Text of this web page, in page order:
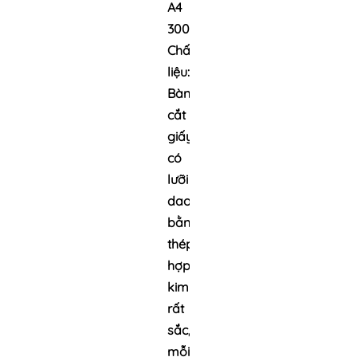
A4
300x250
Chất
liệu:
Bàn
cắt
giấy
có
lưỡi
dao
bằng
thép
hợp
kim
rất
sắc,
mỗi